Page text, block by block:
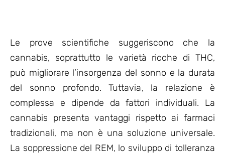
Le prove scientifiche suggeriscono che la
cannabis, soprattutto le varietà ricche di THC,
può migliorare l’insorgenza del sonno e la durata
del sonno profondo. Tuttavia, la relazione è
complessa e dipende da fattori individuali. La
cannabis presenta vantaggi rispetto ai farmaci
tradizionali, ma non è una soluzione universale.
La soppressione del REM, lo sviluppo di tolleranza